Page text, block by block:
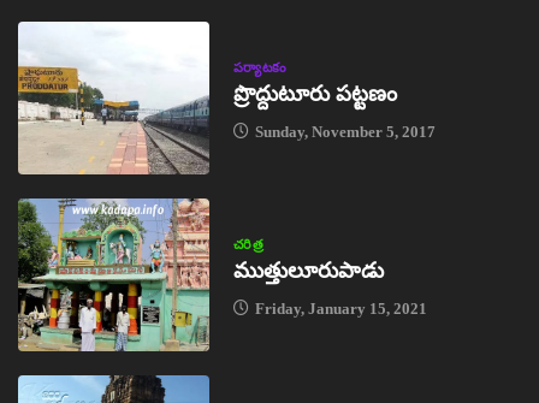
పర్యాటకం
ప్రొద్దుటూరు పట్టణం
Sunday, November 5, 2017
చరిత్ర
ముత్తులూరుపాడు
Friday, January 15, 2021